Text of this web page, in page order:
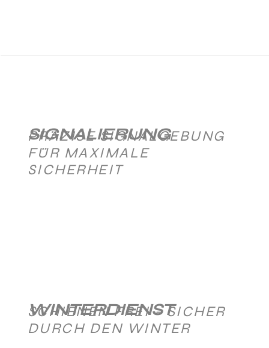
SIGNALIERUNG
PRÄZISE SIGNALGEBUNG
FÜR MAXIMALE
SICHERHEIT
WINTERDIENST
SCHIENEN FREI - SICHER
DURCH DEN WINTER